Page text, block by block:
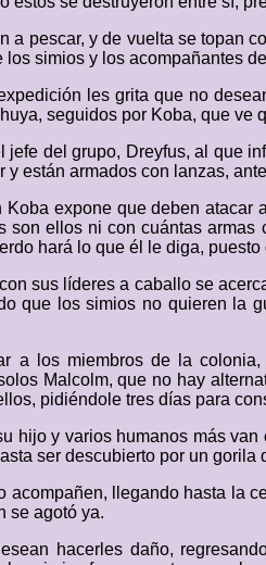
a pescar, y de vuelta se topan
los simios y los acompañantes
les grita que no
seguidos por Koba, que
jefe del grupo, Dreyfus, al que
y están armados con lanzas,
Koba expone que deben
son ellos ni con cuántas
hará lo que él le diga,
sus líderes a caballo se
que los simios no quieren la
a los miembros de la
Malcolm, que no hay
pidiéndole tres días para
hijo y varios humanos más
ser descubierto por un
acompañen, llegando hasta la
se agotó ya.
hacerles daño,